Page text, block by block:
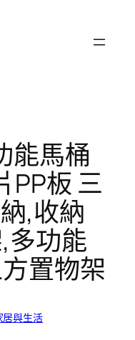
能馬桶
PP板 三
,收納
多功能
置物架
居與生活